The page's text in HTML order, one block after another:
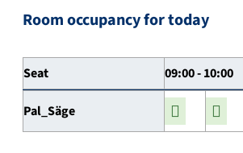
Room occupancy for today
Seat 09:00 - 10:00
Pal_Säge